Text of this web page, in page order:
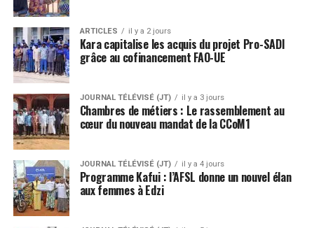
ARTICLES il y a 2 jours
Kara capitalise les acquis du projet Pro-SADI
grâce au cofinancement FAO-UE
JOURNAL TÉLÉVISÉ (JT) il y a 3 jours
Chambres de métiers : Le rassemblement au
cœur du nouveau mandat de la CCoM1
JOURNAL TÉLÉVISÉ (JT) il y a 4 jours
Programme Kafui : l’AFSL donne un nouvel élan
aux femmes à Edzi